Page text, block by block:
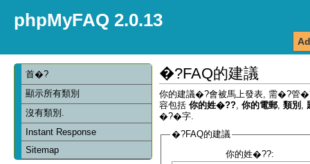
phpMyFAQ 2.0.13
首�?
顯示所有類別
沒有類別.
Instant Response
Sitemap
�?FAQ的建議
你的建議�?會被馬上發表, 需�?管
容包括 你的姓�?? 你的電郵 類別
�?�字.
�?FAQ的建議
你的姓�??: